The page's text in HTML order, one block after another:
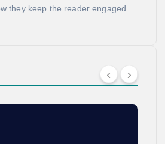
they keep the reader engaged.